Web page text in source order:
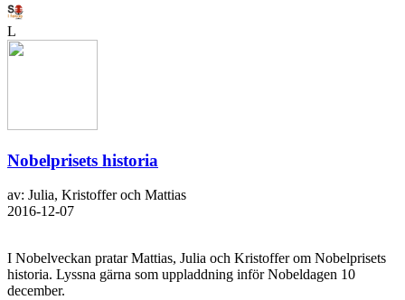
L
Nobelprisets historia
av: Julia, Kristoffer och Mattias
2016-12-07
I Nobelveckan pratar Mattias, Julia och Kristoffer om Nobelprisets
historia. Lyssna gärna som uppladdning inför Nobeldagen 10
december.